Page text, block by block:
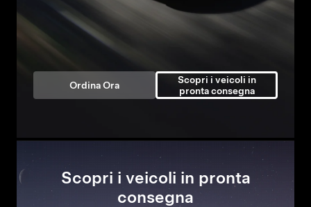
Ordina Ora
Scopri i veicoli in
pronta consegna
Scopri i veicoli in pronta
consegna